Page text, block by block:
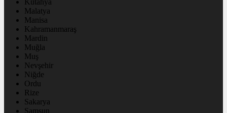
Kütahya
Malatya
Manisa
Kahramanmaraş
Mardin
Muğla
Muş
Nevşehir
Niğde
Ordu
Rize
Sakarya
Samsun